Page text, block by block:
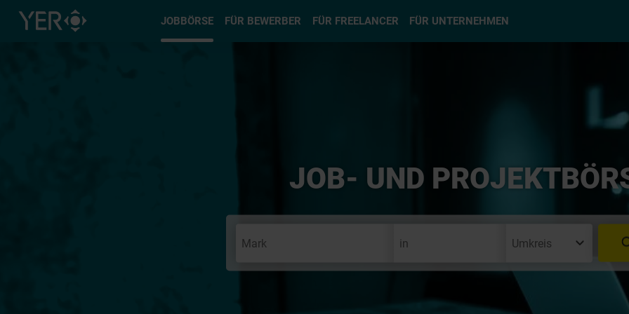
JOBBÖRSE FÜR BEWERBER FÜR FREELANCER FÜR UNTERNEHMEN
Typ auswählen
JOB- UND